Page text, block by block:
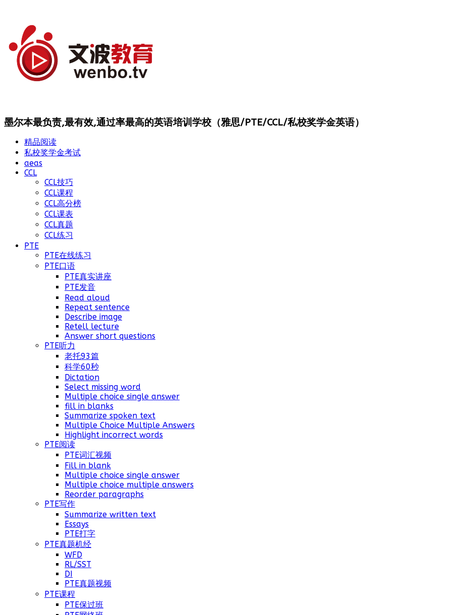
墨尔本最负责,最有效,通过率最高的英语培训学校（雅思/PTE/CCL/私校奖学金英语）
精品阅读
私校奖学金考试
aeas
CCL
CCL技巧
CCL课程
CCL高分榜
CCL课表
CCL真题
CCL练习
PTE
PTE在线练习
PTE口语
PTE真实讲座
PTE发音
Read aloud
Repeat sentence
Describe image
Retell lecture
Answer short questions
PTE听力
老托93篇
科学60秒
Dictation
Select missing word
Multiple choice single answer
fill in blanks
Summarize spoken text
Multiple Choice Multiple Answers
Highlight incorrect words
PTE阅读
PTE词汇视频
Fill in blank
Multiple choice single answer
Multiple choice multiple answers
Reorder paragraphs
PTE写作
Summarize written text
Essays
PTE打字
PTE真题机经
WFD
RL/SST
DI
PTE真题视频
PTE课程
PTE保过班